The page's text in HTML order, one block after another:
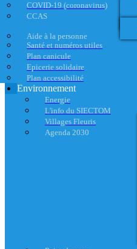
COVID-19 (coronavirus)
CCAS
Aide à la personne
Santé et numéros utiles
Plan canicule
Epicerie solidaire
Plan accessibilité
Environnement
Energie
L'info du SIECTOM
Villages Fleuris
Agenda 2030